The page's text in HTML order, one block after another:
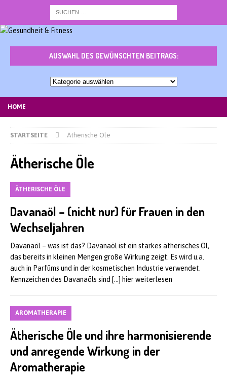
AUSWAHL DES GEWÜNSCHTEN BEITRAGS:
Auswahl
HOME
STARTSEITE Ätherische Öle
Ätherische Öle
ÄTHERISCHE ÖLE
Davanaöl – (nicht nur) für Frauen in den
Wechseljahren
Davanaöl – was ist das? Davanaöl ist ein starkes ätherisches Öl,
das bereits in kleinen Mengen große Wirkung zeigt. Es wird u.a.
auch in Parfüms und in der kosmetischen Industrie verwendet.
Kennzeichen des Davanaöls sind […] hier weiterlesen
AROMATHERAPIE
Ätherische Öle und ihre harmonisierende
und anregende Wirkung in der
Aromatherapie